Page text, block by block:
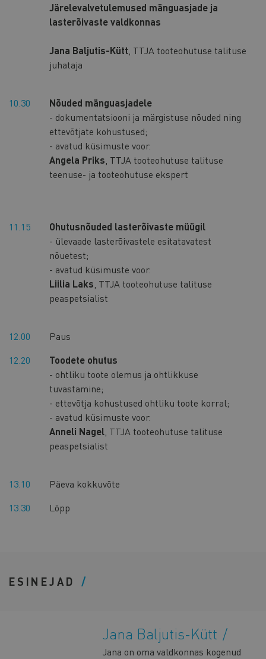
Järelevalvetulemused mänguasjade ja
lasterõivaste valdkonnas
Jana Baljutis-Kütt , TTJA tooteohutuse talituse
juhataja
10.30
Nõuded mänguasjadele
- dokumentatsiooni ja märgistuse nõuded ning
ettevõtjate kohustused;
- avatud küsimuste voor.
Angela Priks , TTJA tooteohutuse talituse
teenuse- ja tooteohutuse ekspert
11.15
Ohutusnõuded lasterõivaste müügil
- ülevaade lasterõivastele esitatavatest
nõuetest;
- avatud küsimuste voor.
Liilia Laks , TTJA tooteohutuse talituse
peaspetsialist
12.00
Paus
12.20
Toodete ohutus
- ohtliku toote olemus ja ohtlikkuse
tuvastamine;
- ettevõtja kohustused ohtliku toote korral;
- avatud küsimuste voor.
Anneli Nagel , TTJA tooteohutuse talituse
peaspetsialist
13.10
Päeva kokkuvõte
13.30
Lõpp
ESINEJAD
Jana Baljutis-Kütt
Jana on oma valdkonnas kogenud